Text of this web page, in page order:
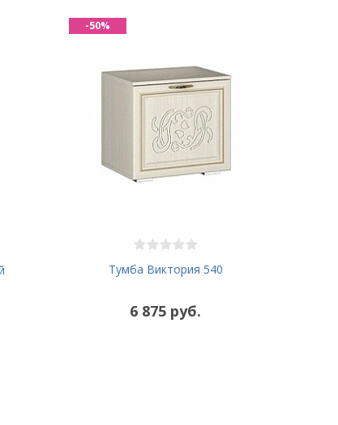
Тумба Виктория 540
6 875 руб.
-50%